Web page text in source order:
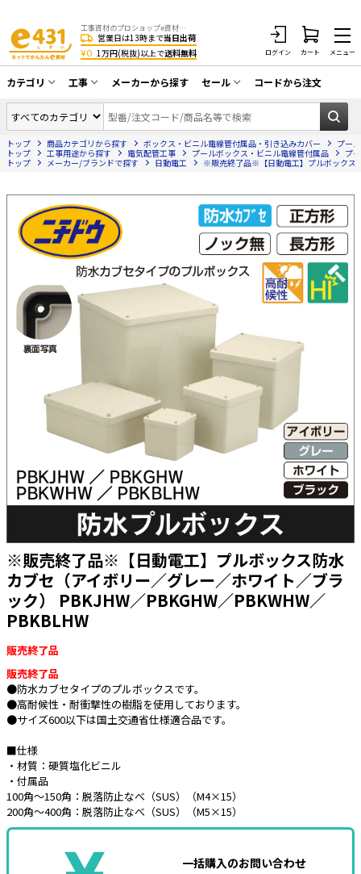
工事資材のプロショップe資材 CATV・アンテナ・防犯・光・LAN・電気・空調工事など
営業日は13時まで当日出荷
¥0 1万円(税抜)以上で送料無料 ログイン カート メニュー
カテゴリ
同軸ケーブル／テレビ用接栓／関連工具
アンテナ・取付金具・ブースター／CATV
部材類
防犯工事関連
HDMIケーブル・周辺機器／RCAケーブル
電話線／コネクタ／アダプタ
光ファイバー・融着接続機関連
LANケーブル・コネクタ・関連資材/機器
ネットワーク機器
エアコン・換気扇・空調資材
太陽光発電ケーブル・コネクタ・関連資
電源ケーブル／コネクタ／分電盤／ブレ
照明・照明器具
電源タップ・延長コード
スイッチ・コンセント（配線器具）
PF管/FEP管/CD管/情報線保護管
ボックス・ビニル電線管付属品・引き込
みカバー
感染症関連
その他
暑さ対策
販売終了品
工事
CATV・アンテナ工事
光工事・FTTH工事
LAN配線工事
電話工事
電気配管工事
EV充電設備工事
太陽光発電工事
ホテル・病院向け
メーカーから探す セール
在庫一掃セール
コードから注文
トップ 商品カテゴリから探す ボックス・ビニル電線管付属品・引き込みカバー
プー
トップ
工事用途から探す 電気配管工事 プールボックス・ビニル電線管付属品
プ
トップ
メーカー/ブランドで探す 日動電工 ※販売終了品※【日動電工】プルボック
※販売終了品※【日動電工】プルボックス防水
カブセ（アイボリー／グレー／ホワイト／ブラ
ック） PBKJHW／PBKGHW／PBKWHW／
PBKBLHW
販売終了品
販売終了品
●防水カブセタイプのプルボックスです。
●高耐候性・耐衝撃性の樹脂を使用しております。
●サイズ600以下は国土交通省仕様適合品です。
■仕様
・材質：硬質塩化ビニル
・付属品
100角～150角：脱落防止なべ（SUS）（M4×15）
200角～400角：脱落防止なべ（SUS）（M5×15）
一括購入のお問い合わせ